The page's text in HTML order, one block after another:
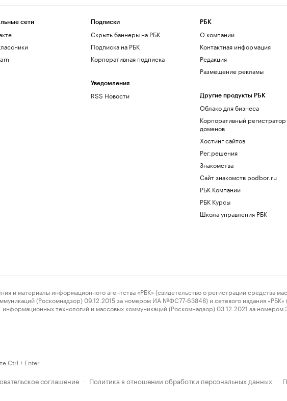
сети Подписки
Скрыть баннеры на РБК
Подписка на РБК
Корпоративная подписка
Уведомления
RSS Новости
РБК
О компании
Контактная информация
Редакция
Размещение рекламы
Другие продукты РБК
Облако для бизнеса
Корпоративный регистратор
доменов
Хостинг сайтов
Рег.решения
Знакомства
Сайт знакомств podbor.ru
РБК Компании
РБК Курсы
Школа управления РБК
информационного агентства «РБК» (свидетельство о регистрации средства
(Роскомнадзор) 09.12.2015 за номером ИА №ФС77-63848) и сетевого издания «РБК»
технологий и массовых коммуникаций (Роскомнадзор) 03.12.2021 за
Ctrl + Enter
соглашение · Политика в отношении обработки персональных данных ·